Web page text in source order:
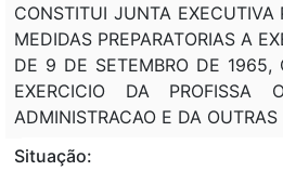
CONSTITUI JUNTA EXECUTIVA
MEDIDAS PREPARATORIAS A
DE 9 DE SETEMBRO DE 1965,
EXERCICIO DA
ADMINISTRACAO E DA OUTRAS
Situação: